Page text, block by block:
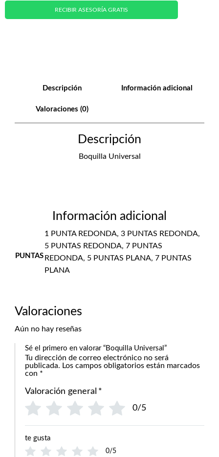
RECIBIR ASESORÍA GRATIS
Descripción Información adicional
Valoraciones (0)
Descripción
Boquilla Universal
Información adicional
PUNTAS
1 PUNTA REDONDA, 3 PUNTAS REDONDA,
5 PUNTAS REDONDA, 7 PUNTAS
REDONDA, 5 PUNTAS PLANA, 7 PUNTAS
PLANA
Valoraciones
Aún no hay reseñas
Sé el primero en valorar “Boquilla Universal”
Tu dirección de correo electrónico no será
publicada. Los campos obligatorios están marcados
con *
Valoración general *
0/5
te gusta
0/5